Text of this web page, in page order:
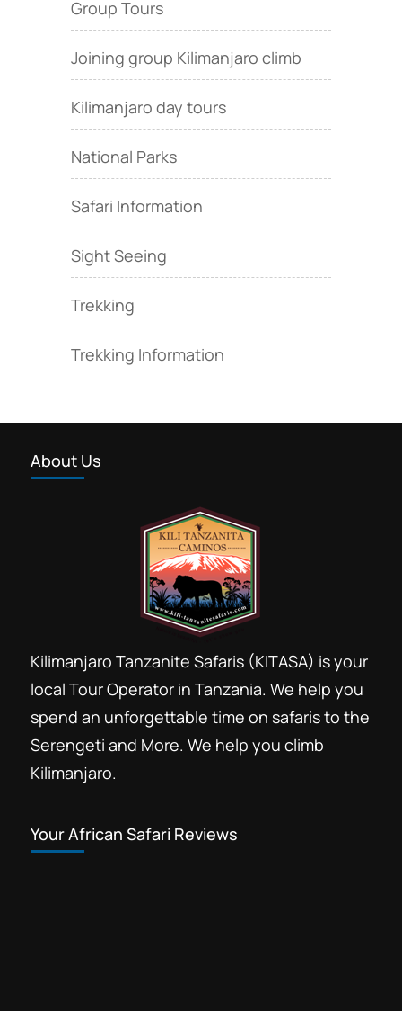
Group Tours
Joining group Kilimanjaro climb
Kilimanjaro day tours
National Parks
Safari Information
Sight Seeing
Trekking
Trekking Information
About Us
Kilimanjaro Tanzanite Safaris (KITASA) is your
local Tour Operator in Tanzania. We help you
spend an unforgettable time on safaris to the
Serengeti and More. We help you climb
Kilimanjaro.
Your African Safari Reviews